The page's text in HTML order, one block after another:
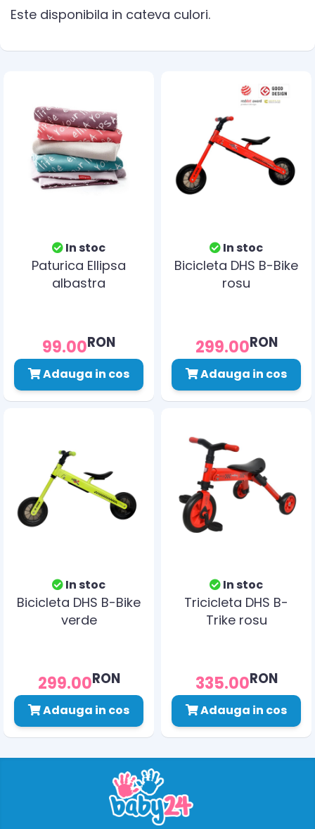
Este disponibila in cateva culori.
In stoc
Paturica Ellipsa
albastra
99.00RON
Adauga in cos
In stoc
Bicicleta DHS B-Bike
rosu
299.00RON
Adauga in cos
In stoc
Bicicleta DHS B-Bike
verde
299.00RON
Adauga in cos
In stoc
Tricicleta DHS B-
Trike rosu
335.00RON
Adauga in cos